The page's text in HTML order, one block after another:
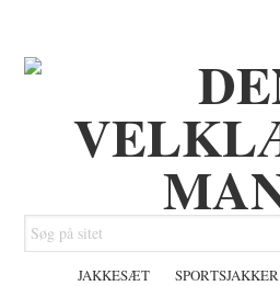
indhold
Søg
på
JAKKESÆT SPORTSJAKKER